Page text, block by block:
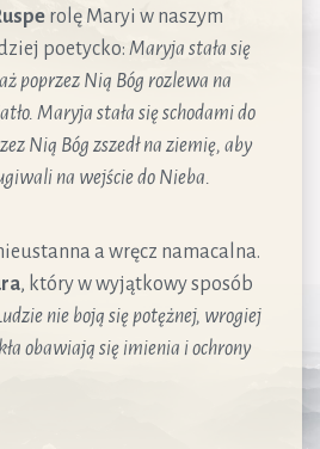
rolę Maryi w naszym
poetycko: Maryja stała się
poprzez Nią Bóg rozlewa na
Maryja stała się schodami do
Nią Bóg zszedł na ziemię, aby
na wejście do Nieba.
a wręcz namacalna.
, który w wyjątkowy sposób
nie boją się potężnej, wrogiej
obawiają się imienia i ochrony